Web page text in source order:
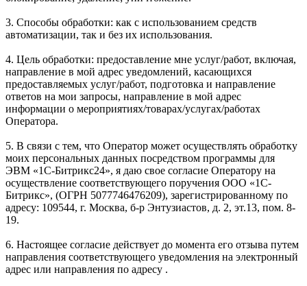
3. Способы обработки: как с использованием средств
автоматизации, так и без их использования.
4. Цель обработки: предоставление мне услуг/работ, включая,
направление в мой адрес уведомлений, касающихся
предоставляемых услуг/работ, подготовка и направление
ответов на мои запросы, направление в мой адрес
информации о мероприятиях/товарах/услугах/работах
Оператора.
5. В связи с тем, что Оператор может осуществлять обработку
моих персональных данных посредством программы для
ЭВМ «1С-Битрикс24», я даю свое согласие Оператору на
осуществление соответствующего поручения ООО «1С-
Битрикс», (ОГРН 5077746476209), зарегистрированному по
адресу: 109544, г. Москва, б-р Энтузиастов, д. 2, эт.13, пом. 8-
19.
6. Настоящее согласие действует до момента его отзыва путем
направления соответствующего уведомления на электронный
адрес или направления по адресу .